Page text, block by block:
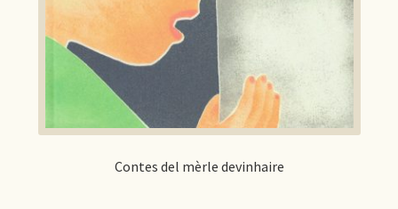
Contes del mèrle devinhaire